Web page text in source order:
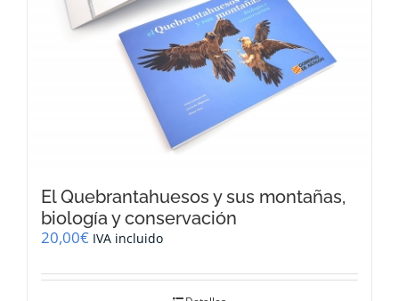
El Quebrantahuesos y sus montañas,
biología y conservación
20,00€ IVA incluido